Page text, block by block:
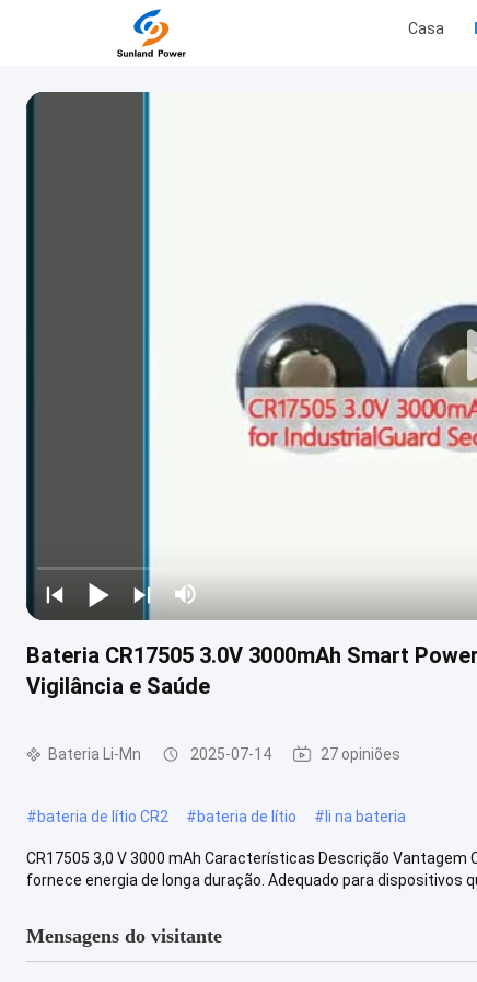
Casa
Bateria CR17505 3.0V 3000mAh Smart
Vigilância e Saúde
Bateria Li-Mn 2025-07-14 27 opiniões
#bateria de lítio CR2 #bateria de lítio #li na bateria
CR17505 3,0 V 3000 mAh Características Descrição
fornece energia de longa duração. Adequado para dispositivos
Mensagens do visitante